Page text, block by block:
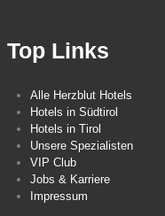
Top Links
Alle Herzblut Hotels
Hotels in Südtirol
Hotels in Tirol
Unsere Spezialisten
VIP Club
Jobs & Karriere
Impressum